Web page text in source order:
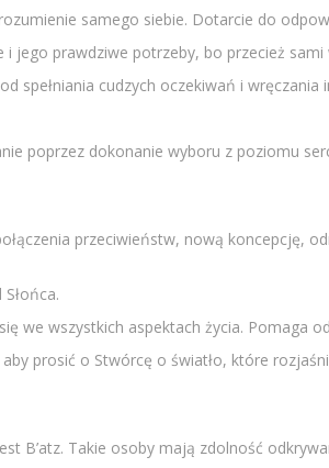
samego siebie. Dotarcie do
prawdziwe potrzeby, bo przecież
spełniania cudzych oczekiwań i
poprzez dokonanie wyboru z poziomu
przeciwieństw, nową koncepcję,
we wszystkich aspektach życia. Pomaga
prosić o Stwórcę o światło, które
B’atz. Takie osoby mają zdolność